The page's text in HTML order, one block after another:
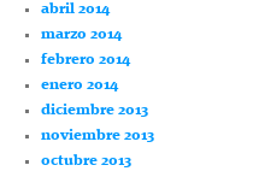
abril 2014
marzo 2014
febrero 2014
enero 2014
diciembre 2013
noviembre 2013
octubre 2013